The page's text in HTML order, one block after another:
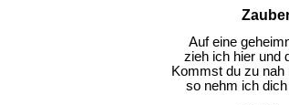
Auf eine
zieh ich hier und
Kommst du zu nah
so nehm ich